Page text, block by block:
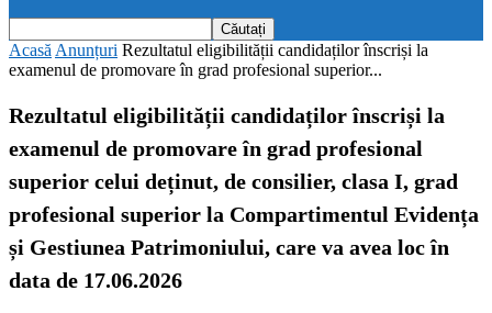
AcasăAnunțuri Rezultatul eligibilității candidaților înscriși la
examenul de promovare în grad profesional superior...
Rezultatul eligibilității candidaților înscriși la
examenul de promovare în grad profesional
superior celui deținut, de consilier, clasa I, grad
profesional superior la Compartimentul Evidența
și Gestiunea Patrimoniului, care va avea loc în
data de 17.06.2026